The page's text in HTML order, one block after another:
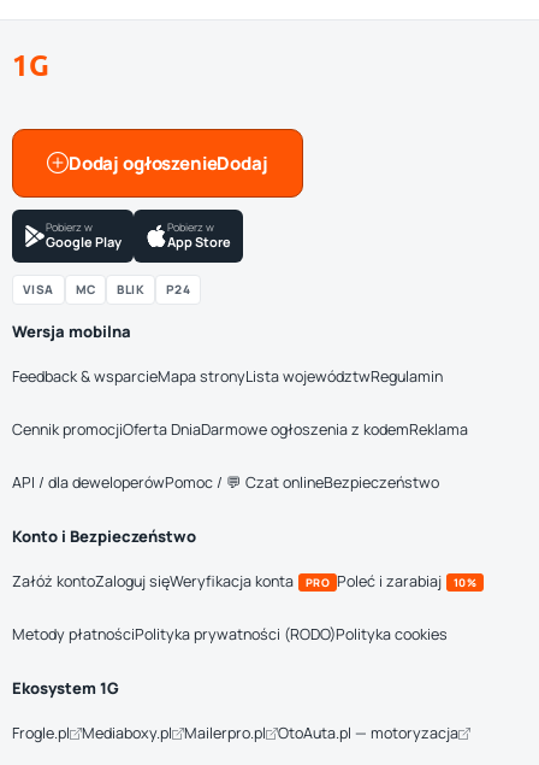
1G
Dodaj ogłoszenie
Pobierz w
Google Play
Pobierz w
App Store
VISA MC BLIK P24
Wersja mobilna
Feedback & wsparcieMapa stronyLista województwRegulamin
Cennik promocjiOferta DniaDarmowe ogłoszenia z kodemReklama
API / dla deweloperówPomoc / 💬 Czat onlineBezpieczeństwo
Konto i Bezpieczeństwo
Załóż kontoZaloguj sięWeryfikacja konta PRO Poleć i zarabiaj 10%
Metody płatnościPolityka prywatności (RODO)Polityka cookies
Ekosystem 1G
Frogle.pl Mediaboxy.pl Mailerpro.pl OtoAuta.pl — motoryzacja